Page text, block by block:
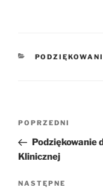
KATEGORIE
wpisu
Poprzedni
wpis
POPRZEDNI
Podziękowanie
Klinicznej
Następny
NASTĘPNE